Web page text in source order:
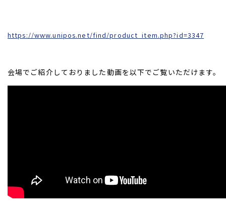
https://www.unipos.net/find/product_item.php?id=3347
会場でご紹介しておりました動画を以下でご覧いただけます。